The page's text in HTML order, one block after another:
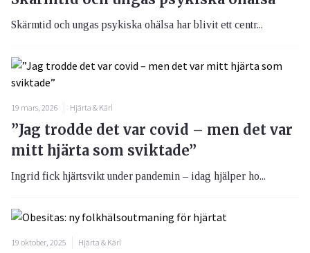
Skärmtid och ungas psykiska ohälsa har blivit ett centr...
19 mars, 2026 Hjärta & Kärl
”Jag trodde det var covid – men det var
mitt hjärta som sviktade”
Ingrid fick hjärtsvikt under pandemin – idag hjälper ho...
19 oktober, 2025 Hjärta & Kärl